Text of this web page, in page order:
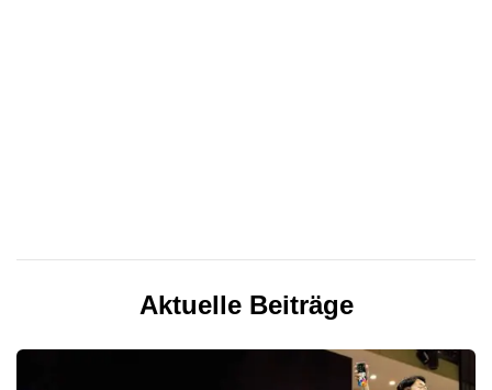
Aktuelle Beiträge